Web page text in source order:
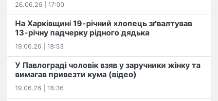
26.06.26 | 17:00
На Харківщині 19-річний хлопець​ ️зґвалтував
13-річну падчерку рідного дядька
19.06.26 | 18:53
У Павлограді чоловік взяв у заручники жінку та
вимагав привезти кума (відео)
19.06.26 | 18:36